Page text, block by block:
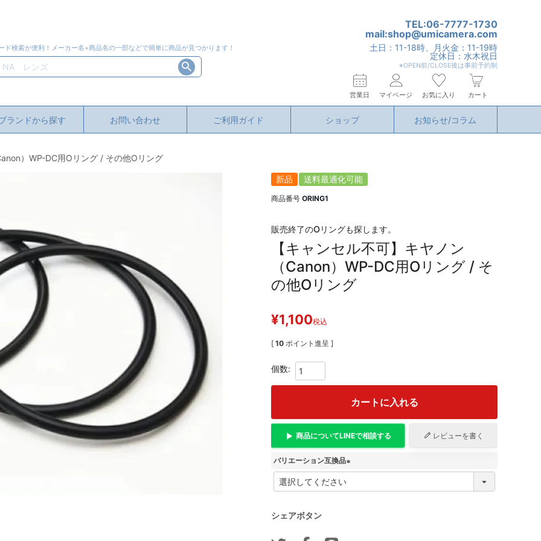
ド検索が便利！メーカー名+商品名の一部などで簡単に商品が見つかります！
TEL:06-7777-1730
mail:shop@umicamera.com
土日：11-18時、月火金：11-19時
定休日：水木祝日
※OPEN前/CLOSE後は事前予約制
営業日 マイページ お気に入り カート
ランドから探す お問い合わせ ご利用ガイド ショップ お知らせ/コラム
）WP-DC用Oリング / その他Oリング
新品 送料最適化可能
商品番号 ORING1
販売終了のOリングも探します。
【キャンセル不可】キヤノン
（Canon）WP-DC用Oリング / そ
の他Oリング
¥1,100税込
[ 10 ポイント進呈 ]
カートに入れる
商品についてLINEで相談する レビューを書く
バリエーション互換品
シェアボタン